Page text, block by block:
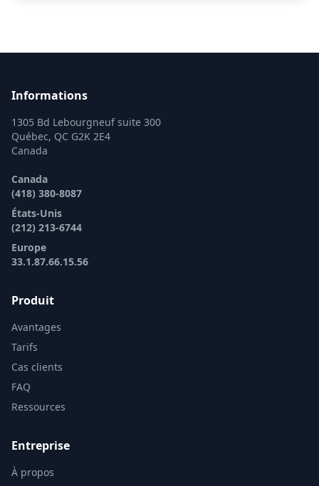
Informations
1305 Bd Lebourgneuf suite 300
Québec, QC G2K 2E4
Canada
Canada
(418) 380-8087
États-Unis
(212) 213-6744
Europe
33.1.87.66.15.56
Produit
Avantages
Tarifs
Cas clients
FAQ
Ressources
Entreprise
À propos